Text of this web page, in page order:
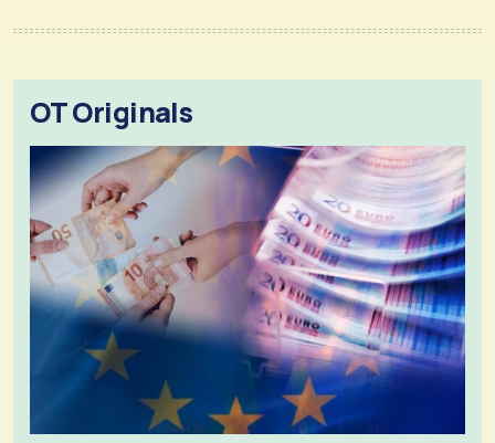
OT Originals